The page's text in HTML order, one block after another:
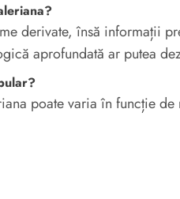
derivate, însă informații
aprofundată ar putea
poate varia în funcție